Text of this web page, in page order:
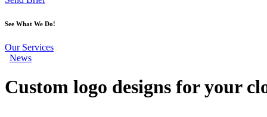
See What We Do!
Our Services
News
Custom logo designs for your